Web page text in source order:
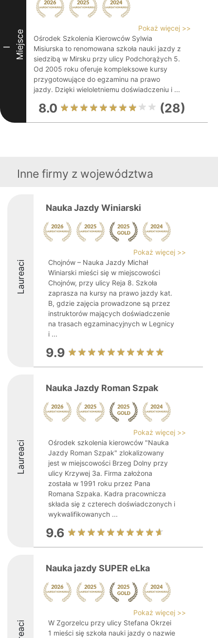
I Miejsce
Pokaż więcej >>
Ośrodek Szkolenia Kierowców Sylwia
Misiurska to renomowana szkoła nauki jazdy z
siedzibą w Mirsku przy ulicy Podchorążych 5.
Od 2005 roku oferuje kompleksowe kursy
przygotowujące do egzaminu na prawo
jazdy. Dzięki wieloletniemu doświadczeniu i ...
8.0 (28)
Inne firmy z województwa
Laureaci
Nauka Jazdy Winiarski
Pokaż więcej >>
Chojnów – Nauka Jazdy Michał
Winiarski mieści się w miejscowości
Chojnów, przy ulicy Reja 8. Szkoła
zaprasza na kursy na prawo jazdy kat.
B, gdzie zajęcia prowadzone są przez
instruktorów mających doświadczenie
na trasach egzaminacyjnych w Legnicy
i ...
9.9
Laureaci
Nauka Jazdy Roman Szpak
Pokaż więcej >>
Ośrodek szkolenia kierowców "Nauka
Jazdy Roman Szpak" zlokalizowany
jest w miejscowości Brzeg Dolny przy
ulicy Krzywej 3a. Firma założona
została w 1991 roku przez Pana
Romana Szpaka. Kadra pracownicza
składa się z czterech doświadczonych i
wykwalifikowanych ...
9.6
Nauka jazdy SUPER eLka
Pokaż więcej >>
W Zgorzelcu przy ulicy Stefana Okrzei
1 mieści się szkoła nauki jazdy o nazwie